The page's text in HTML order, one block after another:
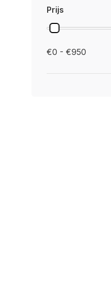
Prijs
€0 - €950